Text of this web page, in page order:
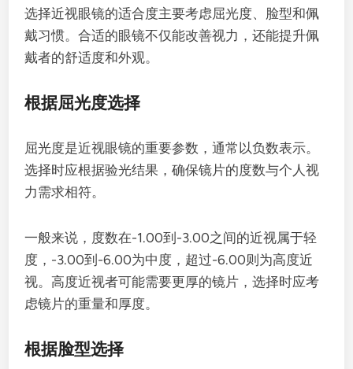
选择近视眼镜的适合度主要考虑屈光度、脸型和佩
戴习惯。合适的眼镜不仅能改善视力，还能提升佩
戴者的舒适度和外观。
根据屈光度选择
屈光度是近视眼镜的重要参数，通常以负数表示。
选择时应根据验光结果，确保镜片的度数与个人视
力需求相符。
一般来说，度数在-1.00到-3.00之间的近视属于轻
度，-3.00到-6.00为中度，超过-6.00则为高度近
视。高度近视者可能需要更厚的镜片，选择时应考
虑镜片的重量和厚度。
根据脸型选择